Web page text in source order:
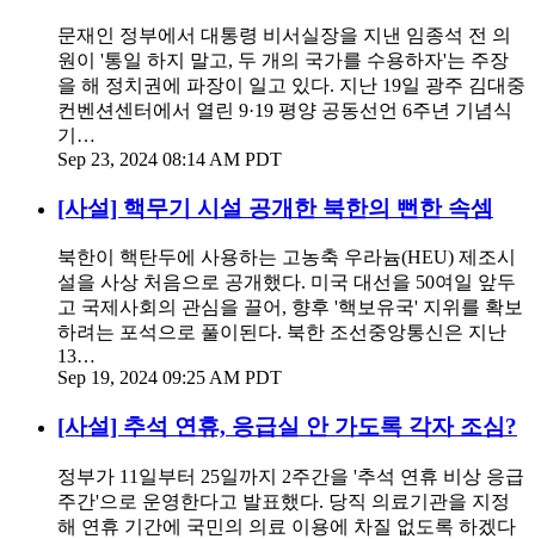
문재인 정부에서 대통령 비서실장을 지낸 임종석 전 의
원이 '통일 하지 말고, 두 개의 국가를 수용하자'는 주장
을 해 정치권에 파장이 일고 있다. 지난 19일 광주 김대중
컨벤션센터에서 열린 9·19 평양 공동선언 6주년 기념식
기…
Sep 23, 2024 08:14 AM PDT
[사설] 핵무기 시설 공개한 북한의 뻔한 속셈
북한이 핵탄두에 사용하는 고농축 우라늄(HEU) 제조시
설을 사상 처음으로 공개했다. 미국 대선을 50여일 앞두
고 국제사회의 관심을 끌어, 향후 '핵보유국' 지위를 확보
하려는 포석으로 풀이된다. 북한 조선중앙통신은 지난
13…
Sep 19, 2024 09:25 AM PDT
[사설] 추석 연휴, 응급실 안 가도록 각자 조심?
정부가 11일부터 25일까지 2주간을 '추석 연휴 비상 응급
주간'으로 운영한다고 발표했다. 당직 의료기관을 지정
해 연휴 기간에 국민의 의료 이용에 차질 없도록 하겠다